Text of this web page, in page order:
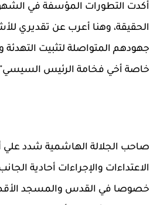
أكدت التطورات المؤسفة في
الحقيقة، وهنا أعرب عن تقديري
جهودهم المتواصلة لتثبيت التهدئة
خاصة أخي فخامة الرئيس
صاحب الجلالة الهاشمية شدد
الاعتداءات والإجراءات أحادية
خصوصا في القدس والمسجد